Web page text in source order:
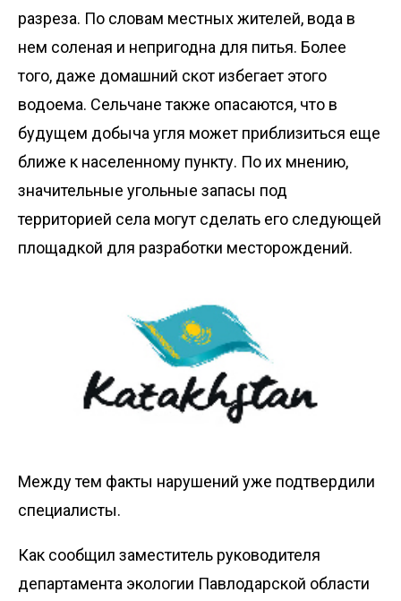
разреза. По словам местных жителей, вода в
нем соленая и непригодна для питья. Более
того, даже домашний скот избегает этого
водоема. Сельчане также опасаются, что в
будущем добыча угля может приблизиться еще
ближе к населенному пункту. По их мнению,
значительные угольные запасы под
территорией села могут сделать его следующей
площадкой для разработки месторождений.
Между тем факты нарушений уже подтвердили
специалисты.
Как сообщил заместитель руководителя
департамента экологии Павлодарской области